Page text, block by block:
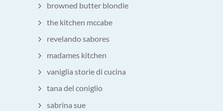
browned butter blondie
the kitchen mccabe
revelando sabores
madames kitchen
vaniglia storie di cucina
tana del coniglio
sabrina sue